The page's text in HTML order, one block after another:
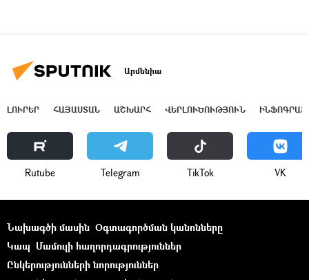
Արմենիա
ԼՈՒՐԵՐ ՀԱՅԱՍՏԱՆ ԱՇԽԱՐՀ ՎԵՐԼՈՒԾՈՒԹՅՈՒՆ
Rutube Telegram ТikТоk VK
Նախագծի մասին Օգտագործման կանոնները
Կապ Մամուլի հաղորդագրություններ
Ընկերությունների նորություններ